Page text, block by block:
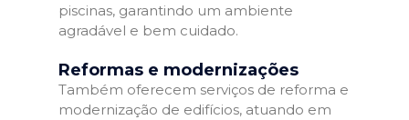
piscinas, garantindo um ambiente
agradável e bem cuidado.
Reformas e modernizações
Também oferecem serviços de reforma e
modernização de edifícios, atuando em